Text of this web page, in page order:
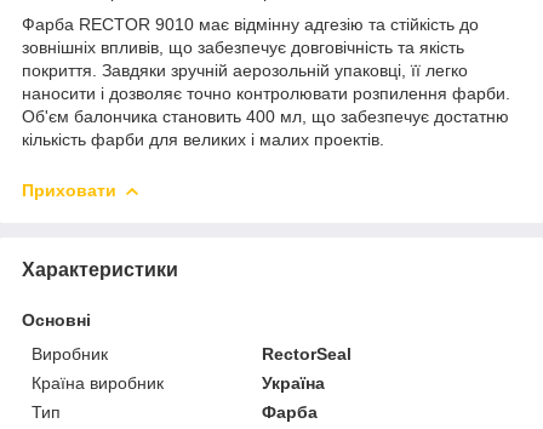
Фарба RECTOR 9010 має відмінну адгезію та стійкість до
зовнішніх впливів, що забезпечує довговічність та якість
покриття. Завдяки зручній аерозольній упаковці, її легко
наносити і дозволяє точно контролювати розпилення фарби.
Об'єм балончика становить 400 мл, що забезпечує достатню
кількість фарби для великих і малих проектів.
Приховати
Характеристики
Основні
Виробник
RectorSeal
Країна виробник
Україна
Тип
Фарба